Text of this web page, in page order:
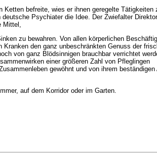
befreite, wies er ihnen geregelte Tätigkeiten
Psychiater die Idee. Der Zwiefalter
Mittel,
zu bewahren. Von allen körperlichen
den ganz unbeschränkten Genuss der
von ganz Blödsinnigen brauchbar verrichtet
einer größeren Zahl von Pfleglingen
gewöhnt und von ihrem beständigen
auf dem Korridor oder im Garten.